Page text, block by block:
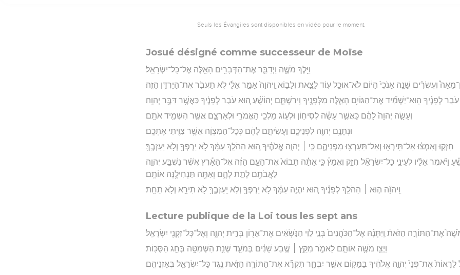
Seuls les Évangiles sont disponibles en vidéo pour le moment.
Josué désigné comme successeur de Moïse
וַיֵּ֖לֶךְ מֹשֶׁ֑ה וַיְדַבֵּ֛ר אֶת־הַדְּבָרִ֥ים הָאֵ֖לֶּה אֶל־כָּל־יִשְׂרָאֵֽל׃
וְעֶשְׂרִ֨ים שָׁנָ֤ה אָנֹכִי֙ הַיּ֔וֹם לֹא־אוּכַ֥ל ע֖וֹד לָצֵ֣את וְלָב֑וֹא וַֽיהוָה֙ אָמַ֣ר אֵלַ֔י לֹ֥א תַעֲבֹ֖ר אֶת־הַיַּרְדֵּ֥ן הַזֶּֽה׃
עֹבֵ֣ר לְפָנֶ֗יךָ הֽוּא־יַשְׁמִ֞יד אֶת־הַגּוֹיִ֥ם הָאֵ֛לֶּה מִלְּפָנֶ֖יךָ וִֽירִשְׁתָּ֑ם יְהוֹשֻׁ֗עַ ה֚וּא עֹבֵ֣ר לְפָנֶ֔יךָ כַּאֲשֶׁ֖ר דִּבֶּ֥ר יְהוָֽה׃
וְעָשָׂ֤ה יְהוָה֙ לָהֶ֔ם כַּאֲשֶׁ֣ר עָשָׂ֗ה לְסִיח֥וֹן וּלְע֛וֹג מַלְכֵ֥י הָאֱמֹרִ֖י וּלְאַרְצָ֑ם אֲשֶׁ֥ר הִשְׁמִ֖יד אֹתָֽם׃
וּנְתָנָ֥ם יְהוָ֖ה לִפְנֵיכֶ֑ם וַעֲשִׂיתֶ֣ם לָהֶ֔ם כְּכָל־הַמִּצְוָ֔ה אֲשֶׁ֥ר צִוִּ֖יתִי אֶתְכֶֽם׃
חִזְק֣וּ וְאִמְצ֔וּ אַל־תִּֽירְא֥וּ וְאַל־תַּעַרְצ֖וּ מִפְּנֵיהֶ֑ם כִּ֣י ׀ יְהוָ֣ה אֱלֹהֶ֗יךָ ה֚וּא הַהֹלֵ֣ךְ עִמָּ֔ךְ לֹ֥א יַרְפְּךָ֖ וְלֹ֥א יַעַזְבֶֽךָּ׃
וַיֹּ֨אמֶר אֵלָ֜יו לְעֵינֵ֣י כָל־יִשְׂרָאֵ֘ל חֲזַ֣ק וֶאֱמָץ֒ כִּ֣י אַתָּ֗ה תָּבוֹא֙ אֶת־הָעָ֣ם הַזֶּ֔ה אֶל־הָאָ֕רֶץ אֲשֶׁ֨ר נִשְׁבַּ֧ע יְהוָ֛ה
לַאֲבֹתָ֖ם לָתֵ֣ת לָהֶ֑ם וְאַתָּ֖ה תַּנְחִילֶ֥נָּה אוֹתָֽם׃
וַֽיהוָ֞ה ה֣וּא ׀ הַהֹלֵ֣ךְ לְפָנֶ֗יךָ ה֚וּא יִהְיֶ֣ה עִמָּ֔ךְ לֹ֥א יַרְפְּךָ֖ וְלֹ֣א יַֽעַזְבֶ֑ךָּ לֹ֥א תִירָ֖א וְלֹ֥א תֵחָֽת׃
Lecture publique de la Loi tous les sept ans
אֶת־הַתּוֹרָ֣ה הַזֹּאת֒ וַֽיִּתְּנָ֗הּ אֶל־הַכֹּהֲנִים֙ בְּנֵ֣י לֵוִ֔י הַנֹּ֣שְׂאִ֔ים אֶת־אֲר֖וֹן בְּרִ֣ית יְהוָ֑ה וְאֶל־כָּל־זִקְנֵ֖י יִשְׂרָאֵֽל׃
וַיְצַ֥ו מֹשֶׁ֖ה אוֹתָ֣ם לֵאמֹ֑ר מִקֵּ֣ץ ׀ שֶׁ֣בַע שָׁנִ֗ים בְּמֹעֵ֛ד שְׁנַ֥ת הַשְּׁמִטָּ֖ה בְּחַ֥ג הַסֻּכּֽוֹת׃
לֵרָאוֹת֙ אֶת־פְּנֵי֙ יְהוָ֣ה אֱלֹהֶ֔יךָ בַּמָּק֖וֹם אֲשֶׁ֣ר יִבְחָ֑ר תִּקְרָ֞א אֶת־הַתּוֹרָ֥ה הַזֹּ֛את נֶ֥גֶד כָּל־יִשְׂרָאֵ֖ל בְּאָזְנֵיהֶֽם׃